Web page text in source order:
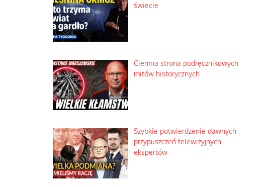
świecie
Ciemna strona podręcznikowych
mitów historycznych
Szybkie potwierdzenie dawnych
przypuszczeń telewizyjnych
ekspertów